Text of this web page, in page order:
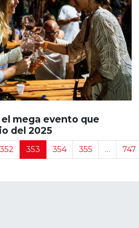
mega evento que
del 2025
de noticias
352 353 354 355 … 747